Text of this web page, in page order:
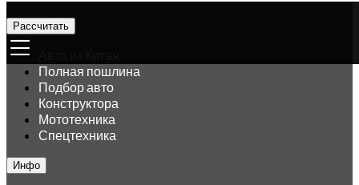
Рассчитать
Услуги
Полная пошлина
Подбор авто
Конструктора
Мототехника
Спецтехника
Инфо